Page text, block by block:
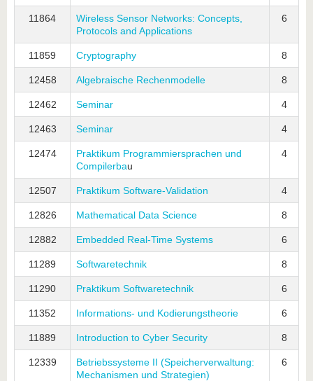
11864
Wireless Sensor Networks: Concepts,
Protocols and Applications
6
11859 Cryptography 8
12458 Algebraische Rechenmodelle 8
12462 Seminar 4
12463 Seminar 4
12474
Praktikum Programmiersprachen und
Compilerbau
4
12507 Praktikum Software-Validation 4
12826 Mathematical Data Science 8
12882 Embedded Real-Time Systems 6
11289 Softwaretechnik 8
11290 Praktikum Softwaretechnik 6
11352 Informations- und Kodierungstheorie 6
11889 Introduction to Cyber Security 8
12339
Betriebssysteme II (Speicherverwaltung:
Mechanismen und Strategien)
6